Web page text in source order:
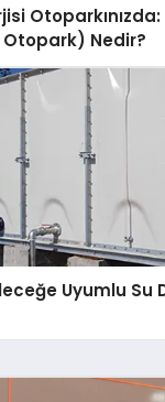
Nedir?
Uyumlu Su